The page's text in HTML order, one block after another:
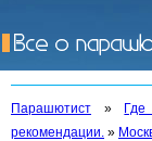
Парашютист »
рекомендации. »